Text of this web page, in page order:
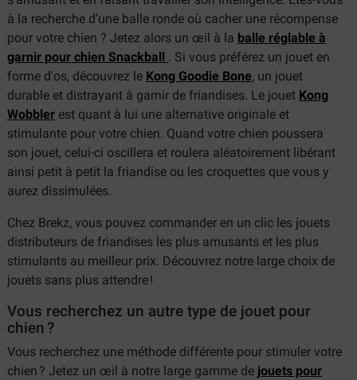
à la recherche d'une balle ronde où cacher une récompense
pour votre chien ? Jetez alors un œil à la balle réglable à
garnir pour chien Snackball . Si vous préférez un jouet en
forme d'os, découvrez le Kong Goodie Bone, un jouet
durable et distrayant à garnir de friandises. Le jouet Kong
Wobbler est quant à lui une alternative originale et
stimulante pour votre chien. Quand votre chien poussera
son jouet, celui-ci oscillera et roulera aléatoirement libérant
ainsi petit à petit la friandise ou les croquettes que vous y
aurez dissimulées.
Chez Brekz, vous pouvez commander en un clic les jouets
distributeurs de friandises les plus amusants et les plus
stimulants au meilleur prix. Découvrez notre large choix de
jouets sans plus attendre !
Vous recherchez un autre type de jouet pour
chien ?
Vous recherchez une méthode différente pour stimuler votre
chien ? Jetez un œil à notre large gamme de jouets pour